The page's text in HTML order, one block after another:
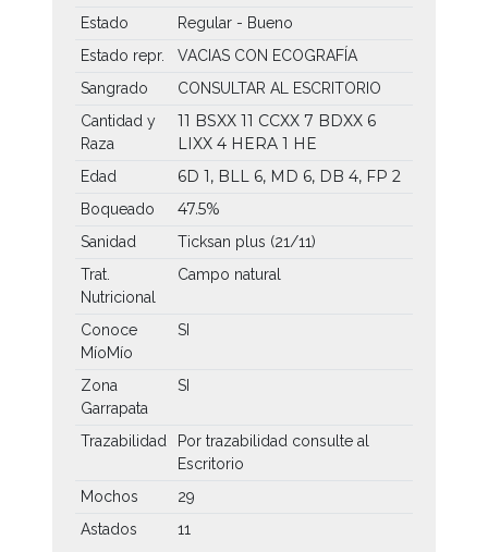
Estado
Regular - Bueno
Estado repr.
VACIAS CON ECOGRAFÍA
Sangrado
CONSULTAR AL ESCRITORIO
Cantidad y
Raza
11 BSXX 11 CCXX 7 BDXX 6
LIXX 4 HERA 1 HE
Edad 6D 1, BLL 6, MD 6, DB 4, FP 2
Boqueado 47.5%
Sanidad
Ticksan plus (21/11)
Trat.
Nutricional
Campo natural
Conoce
MíoMío
SI
Zona
Garrapata
SI
Trazabilidad
Por trazabilidad consulte al
Escritorio
Mochos
29
Astados
11